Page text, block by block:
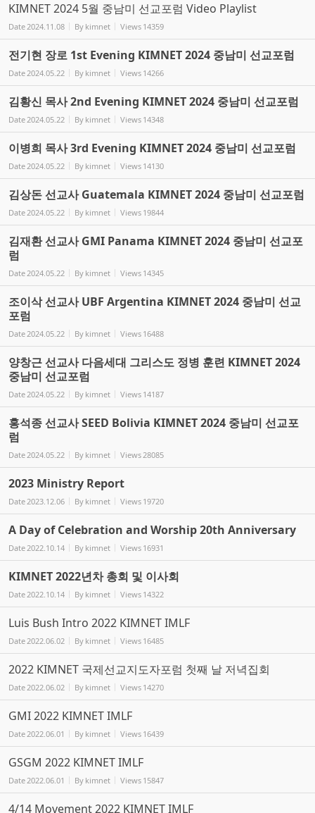
KIMNET 2024 5월 중남미 선교포럼 Video Playlist
Date2024.11.08 By kimnet Views 14359
전기현 장로 1st Evening KIMNET 2024 중남미 선교포럼
Date2024.05.22 By kimnet Views 14266
김황신 목사 2nd Evening KIMNET 2024 중남미 선교포럼
Date2024.05.22 By kimnet Views 14348
이병희 목사 3rd Evening KIMNET 2024 중남미 선교포럼
Date2024.05.22 By kimnet Views 14130
김상돈 선교사 Guatemala KIMNET 2024 중남미 선교포럼
Date2024.05.22 By kimnet Views 19844
김재환 선교사 GMI Panama KIMNET 2024 중남미 선교포
럼
Date2024.05.22 By kimnet Views 14345
조이삭 선교사 UBF Argentina KIMNET 2024 중남미 선교
포럼
Date2024.05.22 By kimnet Views 16488
양창근 선교사 다음세대 그리스도 정병 훈련 KIMNET 2024
중남미 선교포럼
Date2024.05.22 By kimnet Views 14187
홍석종 선교사 SEED Bolivia KIMNET 2024 중남미 선교포
럼
Date2024.05.22 By kimnet Views28085
2023 Ministry Report
Date2023.12.06 By kimnet Views 19720
A Day of Celebration and Worship 20th Anniversary
Date2022.10.14 By kimnet Views 16931
KIMNET 2022년차 총회 및 이사회
Date2022.10.14 By kimnet Views 14322
Luis Bush Intro 2022 KIMNET IMLF
Date2022.06.02 By kimnet Views 16485
2022 KIMNET 국제선교지도자포럼 첫째 날 저녁집회
Date2022.06.02 By kimnet Views 14270
GMI 2022 KIMNET IMLF
Date2022.06.01 By kimnet Views 16439
GSGM 2022 KIMNET IMLF
Date2022.06.01 By kimnet Views 15847
4/14 Movement 2022 KIMNET IMLF